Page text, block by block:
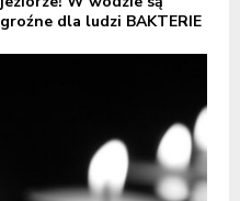
groźne dla ludzi BAKTERIE